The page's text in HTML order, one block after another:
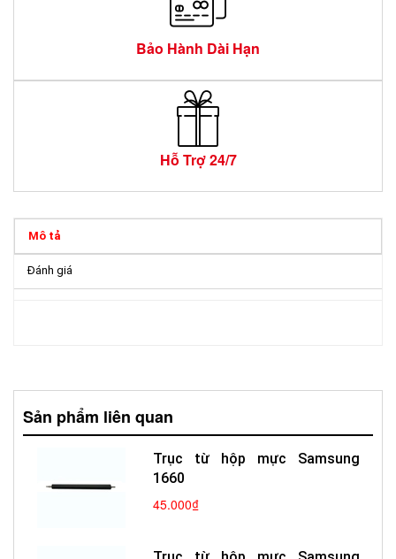
Bảo Hành Dài Hạn
Hỗ Trợ 24/7
Mô tả
Đánh giá
Sản phẩm liên quan
Trục từ hộp mực Samsung
1660
45.000₫